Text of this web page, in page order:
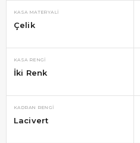
KASA MATERYALI
Çelik
KASA RENGI
İki Renk
KADRAN RENGI
Lacivert